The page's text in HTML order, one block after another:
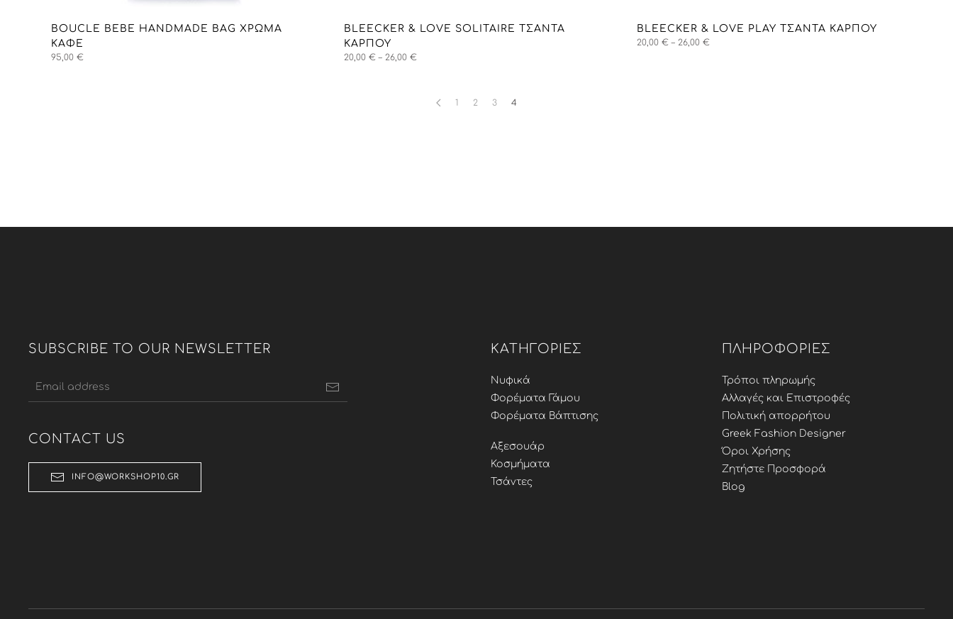
BOUCLE BEBE HANDMADE BAG ΧΡΏΜΑ
ΚΑΦΈ
95,00 €
BLEECKER & LOVE SOLITAIRE ΤΣΑΝΤΑ
ΚΑΡΠΟΎ
20,00€ – 26,00€Price
26,00 €
BLEECKER & LOVE PLAY ΤΣΑΝΤΑ ΚΑΡΠΟΎ
20,00€ – 26,00€Price
1
2 3 4
SUBSCRIBE TO OUR NEWSLETTER
CONTACT US
INFO@WORKSHOP10.GR
ΚΑΤΗΓΟΡΊΕΣ
Νυφικά
Φορέματα Γάμου
Φορέματα Βάπτισης
Αξεσουάρ
Κοσμήματα
Τσάντες
ΠΛΗΡΟΦΟΡΊΕΣ
Τρόποι πληρωμής
Αλλαγές και Επιστροφές
Πολιτική απορρήτου
Greek Fashion Designer
Όροι Χρήσης
Ζητήστε Προσφορά
Blog